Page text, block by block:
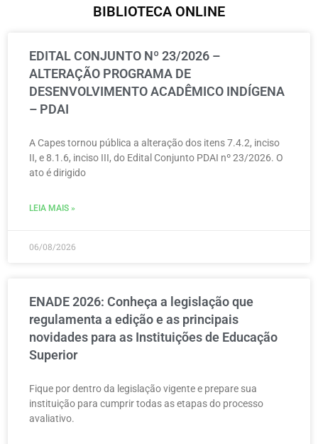
BIBLIOTECA ONLINE
EDITAL CONJUNTO Nº 23/2026 –
ALTERAÇÃO PROGRAMA DE
DESENVOLVIMENTO ACADÊMICO INDÍGENA
– PDAI
A Capes tornou pública a alteração dos itens 7.4.2, inciso
II, e 8.1.6, inciso III, do Edital Conjunto PDAI nº 23/2026. O
ato é dirigido
LEIA MAIS »
06/08/2026
ENADE 2026: Conheça a legislação que
regulamenta a edição e as principais
novidades para as Instituições de Educação
Superior
Fique por dentro da legislação vigente e prepare sua
instituição para cumprir todas as etapas do processo
avaliativo.